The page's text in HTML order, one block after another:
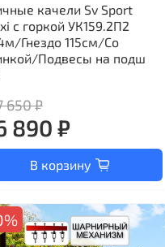
качели Sv Sport
с горкой УК159.2П2
Гнездо 115см/Со
Подвесы на подш
650 ₽
890 ₽
В корзину